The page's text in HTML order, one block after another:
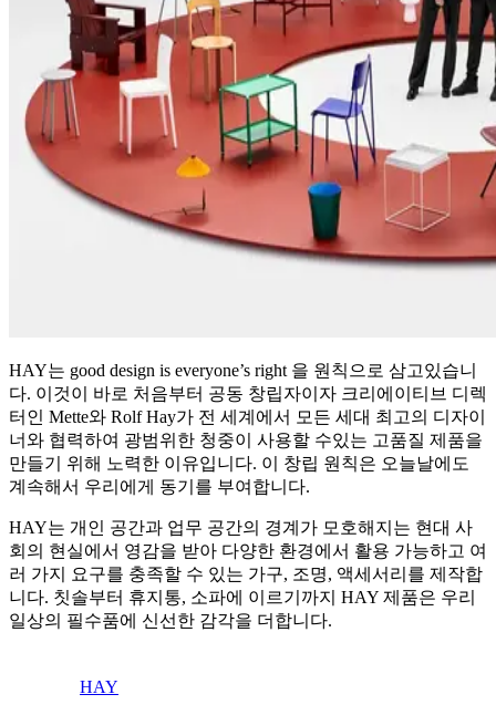
HAY는 good design is everyone’s right 을 원칙으로 삼고있습니
다. 이것이 바로 처음부터 공동 창립자이자 크리에이티브 디렉
터인 Mette와 Rolf Hay가 전 세계에서 모든 세대 최고의 디자이
너와 협력하여 광범위한 청중이 사용할 수있는 고품질 제품을
만들기 위해 노력한 이유입니다. 이 창립 원칙은 오늘날에도
계속해서 우리에게 동기를 부여합니다.
HAY는 개인 공간과 업무 공간의 경계가 모호해지는 현대 사
회의 현실에서 영감을 받아 다양한 환경에서 활용 가능하고 여
러 가지 요구를 충족할 수 있는 가구, 조명, 액세서리를 제작합
니다. 칫솔부터 휴지통, 소파에 이르기까지 HAY 제품은 우리
일상의 필수품에 신선한 감각을 더합니다.
HAY